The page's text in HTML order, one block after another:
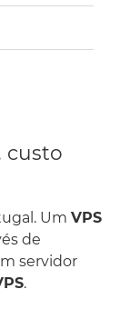
custo
Um VPS
de
servidor
.